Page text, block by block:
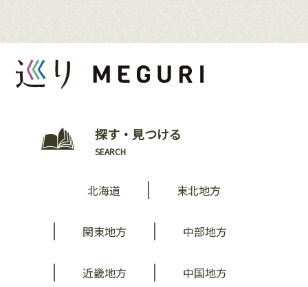
探す・見つける
SEARCH
北海道 東北地方
関東地方 中部地方
近畿地方 中国地方